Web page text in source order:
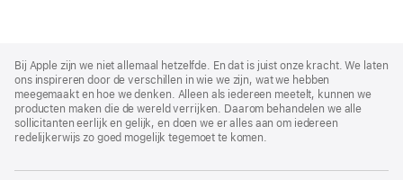
Footer
Bij Apple zijn we niet allemaal hetzelfde. En dat is juist onze kracht. We laten
ons inspireren door de verschillen in wie we zijn, wat we hebben
meegemaakt en hoe we denken. Alleen als iedereen meetelt, kunnen we
producten maken die de wereld verrijken. Daarom behandelen we alle
sollicitanten eerlijk en gelijk, en doen we er alles aan om iedereen
redelijkerwijs zo goed mogelijk tegemoet te komen.